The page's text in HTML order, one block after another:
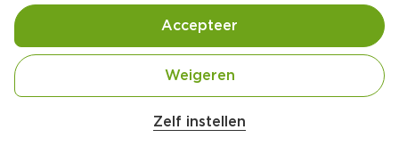
Ingrediënten Bereiding
Zelf instellen
Weigeren
Accepteer